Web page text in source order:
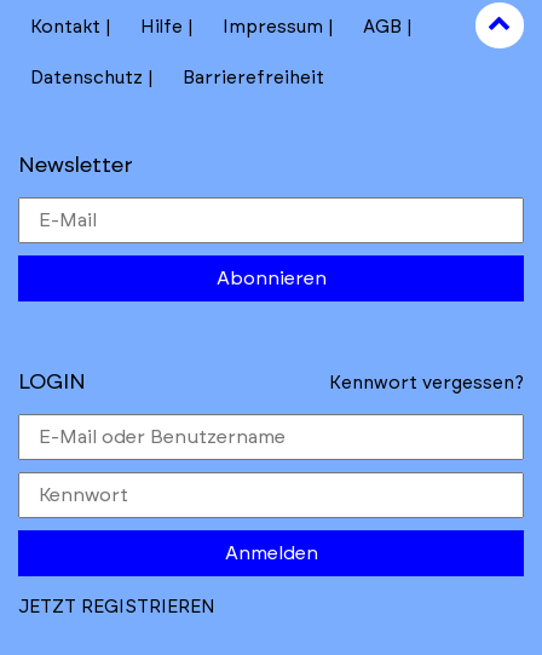
Kontakt Hilfe Impressum AGB
Datenschutz Barrierefreiheit
Newsletter
Abonnieren
to
top
LOGIN Kennwort vergessen?
Anmelden
JETZT REGISTRIEREN